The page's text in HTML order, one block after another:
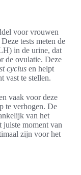
voor vrouwen
tests meten de
in de urine, dat
de ovulatie. Deze
cyclus en helpt
vast te stellen.
vaak voor deze
te verhogen. De
van het
juiste moment van
zijn voor het